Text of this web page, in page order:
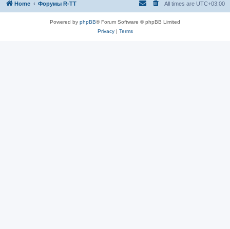
Home Форумы R-TT All times are UTC+03:00
Powered by phpBB® Forum Software © phpBB Limited
Privacy| Terms